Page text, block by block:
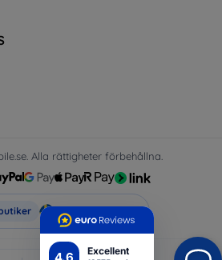
4.6 Excellent
Alla rättigheter förbehållna.
Top4Mobile.se